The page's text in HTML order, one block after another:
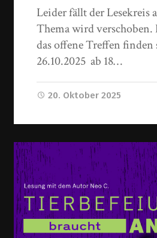
Leider fällt der Lesekreis
Thema wird
das offene Treffen finden
26.10.2025 ab 18…
20. Oktober 2025